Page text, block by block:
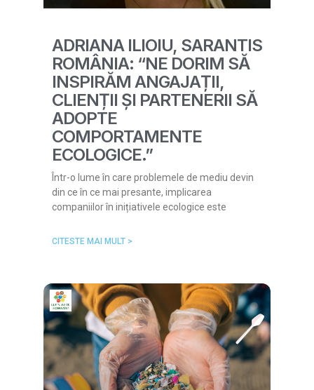
ADRIANA ILIOIU, SARANTIS
ROMÂNIA: “NE DORIM SĂ
INSPIRĂM ANGAJAȚII,
CLIENȚII ȘI PARTENERII SĂ
ADOPTE
COMPORTAMENTE
ECOLOGICE.”
Într-o lume în care problemele de mediu devin
din ce în ce mai presante, implicarea
companiilor în inițiativele ecologice este
CITESTE MAI MULT >